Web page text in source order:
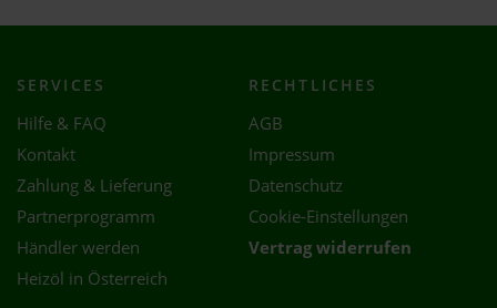
SERVICES
Hilfe & FAQ
Kontakt
Zahlung & Lieferung
Partnerprogramm
Händler werden
Heizöl in Österreich
RECHTLICHES
AGB
Impressum
Datenschutz
Cookie-Einstellungen
Vertrag widerrufen